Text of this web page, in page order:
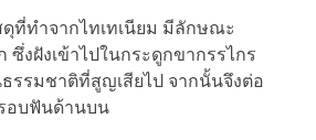
ที่ทำจากไทเทเนียม มีลักษณะ
ซึ่งฝังเข้าไปในกระดูกขากรรไกร
รรมชาติที่สูญเสียไป จากนั้นจึงต่อ
อบฟันด้านบน